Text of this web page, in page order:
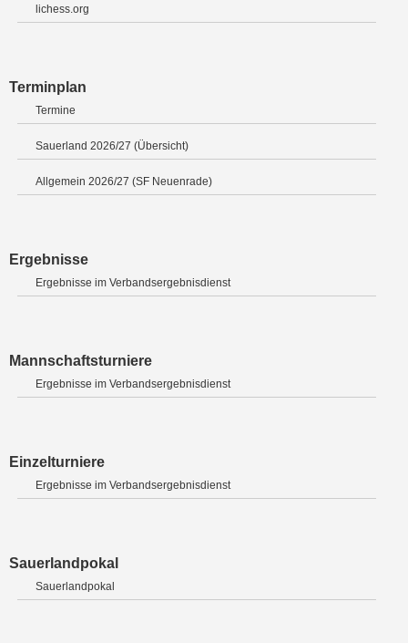
lichess.org
Terminplan
Termine
Sauerland 2026/27 (Übersicht)
Allgemein 2026/27 (SF Neuenrade)
Ergebnisse
Ergebnisse im Verbandsergebnisdienst
Mannschaftsturniere
Ergebnisse im Verbandsergebnisdienst
Einzelturniere
Ergebnisse im Verbandsergebnisdienst
Sauerlandpokal
Sauerlandpokal